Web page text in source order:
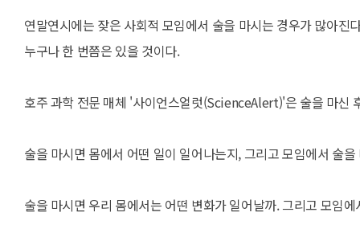
연말연시에는 잦은 사회적 모임에서 술을 마시는 경우가 많아
누구나 한 번쯤은 있을 것이다.
호주 과학 전문 매체 '사이언스얼럿(ScienceAlert)'은 술을 마신
술을 마시면 몸에서 어떤 일이 일어나는지, 그리고 모임에서 술
술을 마시면 우리 몸에서는 어떤 변화가 일어날까. 그리고 모임